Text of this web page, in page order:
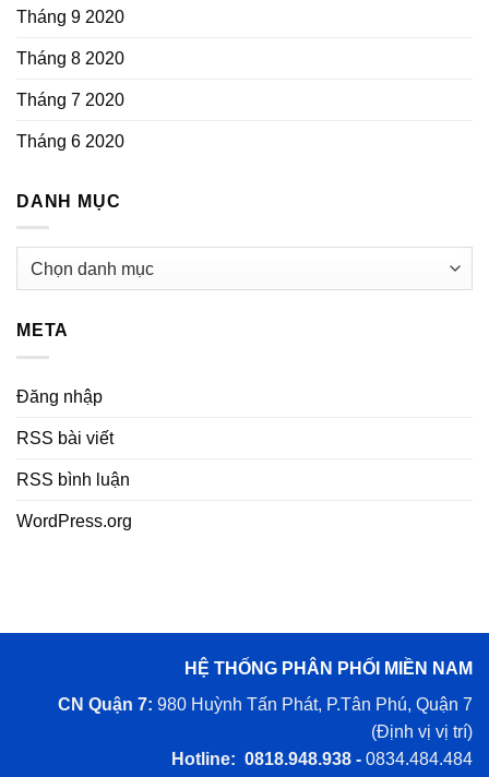
Tháng 9 2020
Tháng 8 2020
Tháng 7 2020
Tháng 6 2020
DANH MỤC
META
Đăng nhập
RSS bài viết
RSS bình luận
WordPress.org
HỆ THỐNG PHÂN PHỐI MIỀN NAM
CN Quận 7: 980 Huỳnh Tấn Phát, P.Tân Phú, Quận 7
(Định vị vị trí)
Hotline: 0818.948.938 - 0834.484.484